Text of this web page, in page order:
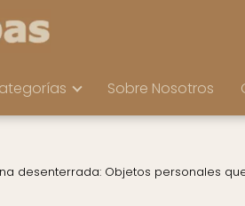
Sobre Nosotros
desenterrada: Objetos personales